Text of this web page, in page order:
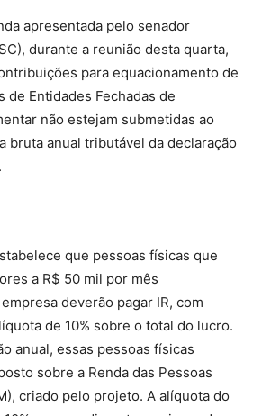
apresentada pelo senador
durante a reunião desta quarta,
para equacionamento de
Entidades Fechadas de
não estejam submetidas ao
bruta anual tributável da declaração
que pessoas físicas que
a R$ 50 mil por mês
deverão pagar IR, com
de 10% sobre o total do lucro.
anual, essas pessoas físicas
sobre a Renda das Pessoas
criado pelo projeto. A alíquota do